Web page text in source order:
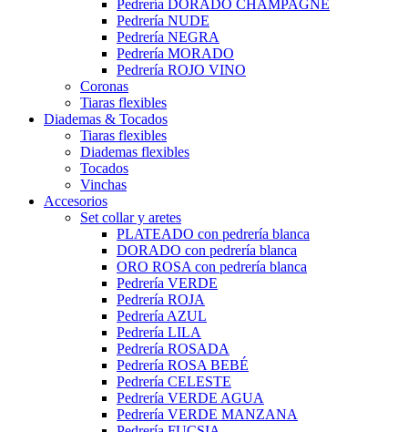
Pedrería DORADO CHAMPAGNE
Pedrería NUDE
Pedrería NEGRA
Pedrería MORADO
Pedrería ROJO VINO
Coronas
Tiaras flexibles
Diademas & Tocados
Tiaras flexibles
Diademas flexibles
Tocados
Vinchas
Accesorios
Set collar y aretes
PLATEADO con pedrería blanca
DORADO con pedrería blanca
ORO ROSA con pedrería blanca
Pedrería VERDE
Pedrería ROJA
Pedrería AZUL
Pedrería LILA
Pedrería ROSADA
Pedrería ROSA BEBÉ
Pedrería CELESTE
Pedrería VERDE AGUA
Pedrería VERDE MANZANA